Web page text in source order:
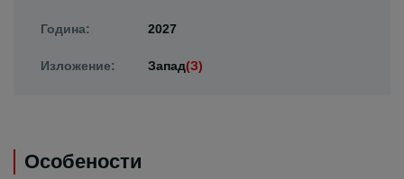
Година: 2027
Изложение: Запад(З)
Особености